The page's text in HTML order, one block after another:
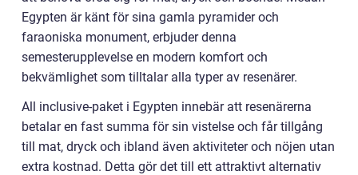
Egypten är känt för sina gamla pyramider och
faraoniska monument, erbjuder denna
semesterupplevelse en modern komfort och
bekvämlighet som tilltalar alla typer av resenärer.
All inclusive-paket i Egypten innebär att resenärerna
betalar en fast summa för sin vistelse och får tillgång
till mat, dryck och ibland även aktiviteter och nöjen utan
extra kostnad. Detta gör det till ett attraktivt alternativ